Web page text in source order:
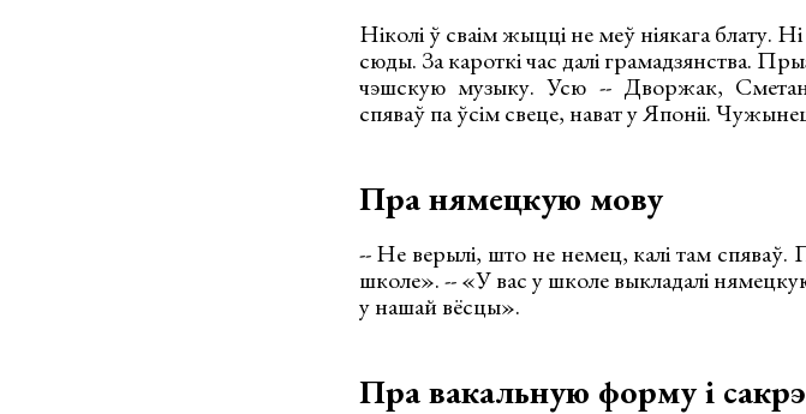
Ніколі ў сваім жыцці не меў ніякага блату.
сюды. За кароткі час далі грамадзянства.
чэшскую музыку. Усю -- Дворжак,
спяваў па ўсім свеце, нават у Японіі.
Пра нямецкую мову
-- Не верылі, што не немец, калі там
школе». -- «У вас у школе выкладалі
у нашай вёсцы».
Пра вакальную форму і